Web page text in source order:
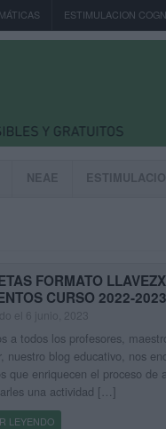
ESTIMULACION
NEAE
FORMATO
CURSO 2022-2023
a todos los profesores,
nuestro blog educativo, nos
que enriquecen el proceso de
una actividad […]
LEYENDO